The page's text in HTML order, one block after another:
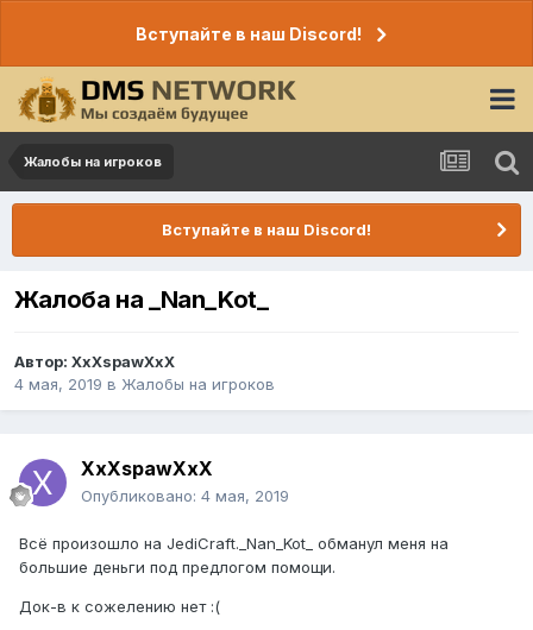
Вступайте в наш Discord!
Жалобы на игроков
Вступайте в наш Discord!
Жалоба на _Nan_Kot_
Автор: XxXspawXxX
4 мая, 2019 в Жалобы на игроков
XxXspawXxX
Опубликовано: 4 мая, 2019
Всё произошло на JediCraft._Nan_Kot_ обманул меня на
большие деньги под предлогом помощи.
Док-в к сожелению нет :(